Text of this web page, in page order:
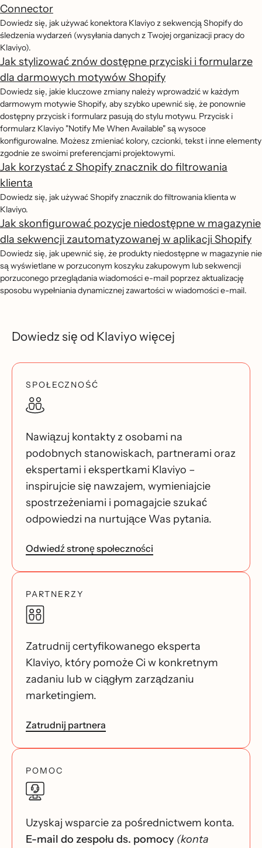
Connector
Dowiedz się, jak używać konektora Klaviyo z sekwencją Shopify do
śledzenia wydarzeń (wysyłania danych z Twojej organizacji pracy do
Klaviyo).
Jak stylizować znów dostępne przyciski i formularze
dla darmowych motywów Shopify
Dowiedz się, jakie kluczowe zmiany należy wprowadzić w każdym
darmowym motywie Shopify, aby szybko upewnić się, że ponownie
dostępny przycisk i formularz pasują do stylu motywu. Przycisk i
formularz Klaviyo "Notify Me When Available" są wysoce
konfigurowalne. Możesz zmieniać kolory, czcionki, tekst i inne elementy
zgodnie ze swoimi preferencjami projektowymi.
Jak korzystać z Shopify znacznik do filtrowania
klienta
Dowiedz się, jak używać Shopify znacznik do filtrowania klienta w
Klaviyo.
Jak skonfigurować pozycje niedostępne w magazynie
dla sekwencji zautomatyzowanej w aplikacji Shopify
Dowiedz się, jak upewnić się, że produkty niedostępne w magazynie nie
są wyświetlane w porzuconym koszyku zakupowym lub sekwencji
porzuconego przeglądania wiadomości e-mail poprzez aktualizację
sposobu wypełniania dynamicznej zawartości w wiadomości e-mail.
Dowiedz się od Klaviyo więcej
SPOŁECZNOŚĆ
Nawiązuj kontakty z osobami na
podobnych stanowiskach, partnerami oraz
ekspertami i ekspertkami Klaviyo –
inspirujcie się nawzajem, wymieniajcie
spostrzeżeniami i pomagajcie szukać
odpowiedzi na nurtujące Was pytania.
Odwiedź stronę społeczności
PARTNERZY
Zatrudnij certyfikowanego eksperta
Klaviyo, który pomoże Ci w konkretnym
zadaniu lub w ciągłym zarządzaniu
marketingiem.
Zatrudnij partnera
POMOC
Uzyskaj wsparcie za pośrednictwem konta.
E-mail do zespołu ds. pomocy (konta